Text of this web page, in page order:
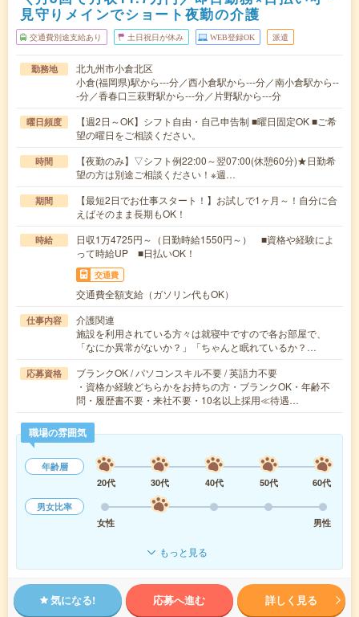
見守りメインでショート夜勤の介護
交通費別途支給あり 土日祝日が休み WEB登録OK 派遣
勤務地
北九州市小倉北区
小倉(福岡県)駅から---分／西小倉駅から---分／南小倉駅から--
-分／香春口三萩野駅から---分／片野駅から---分
曜日頻度
【週2日～OK】シフト自由・自己申告制 ■曜日固定OK ■ご希
望の曜日をご相談ください。
時間
【夜勤のみ】▽シフト例22:00～翌07:00(休憩60分)★日勤希
望の方は別途ご相談ください！※週…
期間
【最短2日でお仕事スタート！】お試しで1ヶ月～！自分に合
えばそのまま長期もOK！
時給
日収1万4725円～（日勤時給1550円～） ■資格や経験によ
って時給UP ■日払いOK！
交通費
交通費全額支給（ガソリン代もOK）
仕事内容
介護関連
施設を利用されている方々は就寝中ですので各お部屋で、
「なにか異常がないか？」「ちゃんと眠れているか？…
応募資格
ブランクOK / パソコンスキル不要 / 英語力不要
・資格か経験どちらかをお持ちの方・ブランクOK・年齢不
問・履歴書不要・来社不要・10名以上採用≪待遇…
職場の雰囲気
年齢層
20代
30代 40代 50代
60代
男女比率
女性
男性
もっと見る
気になる! 応募へ進む 詳しく見る